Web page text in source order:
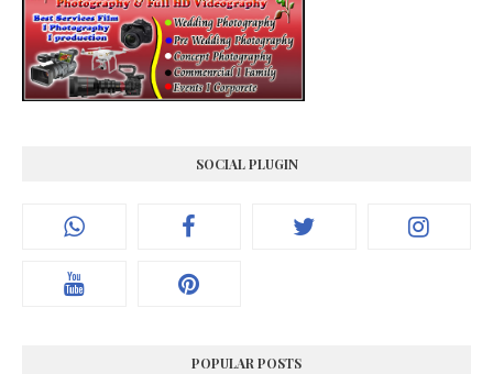
SOCIAL PLUGIN
POPULAR POSTS